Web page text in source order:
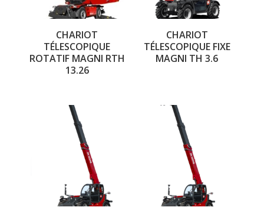
CHARIOT
TÉLESCOPIQUE
ROTATIF MAGNI RTH
13.26
CHARIOT
TÉLESCOPIQUE FIXE
MAGNI TH 3.6